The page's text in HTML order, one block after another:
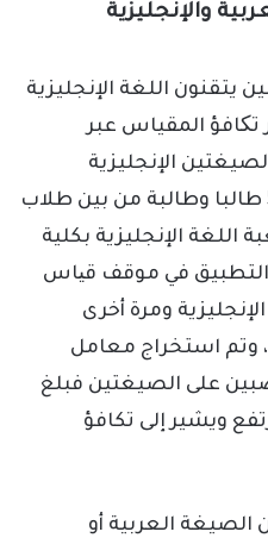
والإنجليزية
اللغة الإنجليزية
تکافؤ المقياس عبر
الإنجليزية
والعربية ( المعرفة ) على 50 طالبا وطالبة من بين طلاب
اللغة الإنجليزية بكلية
التطبيق في موقف قیاس
ومرة أخرى
، وتم استخراج معامل
على الصيغتين فبلغ
ويشير إلى تكافؤ
الصيغة العربية أو